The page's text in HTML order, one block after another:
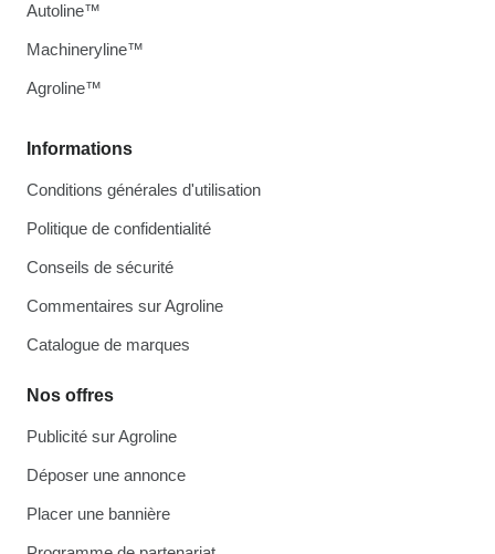
Informations
Conditions générales d'utilisation
Politique de confidentialité
Conseils de sécurité
Commentaires sur Agroline
Catalogue de marques
Nos offres
Publicité sur Agroline
Déposer une annonce
Placer une bannière
Autoline™
Machineryline™
Agroline™